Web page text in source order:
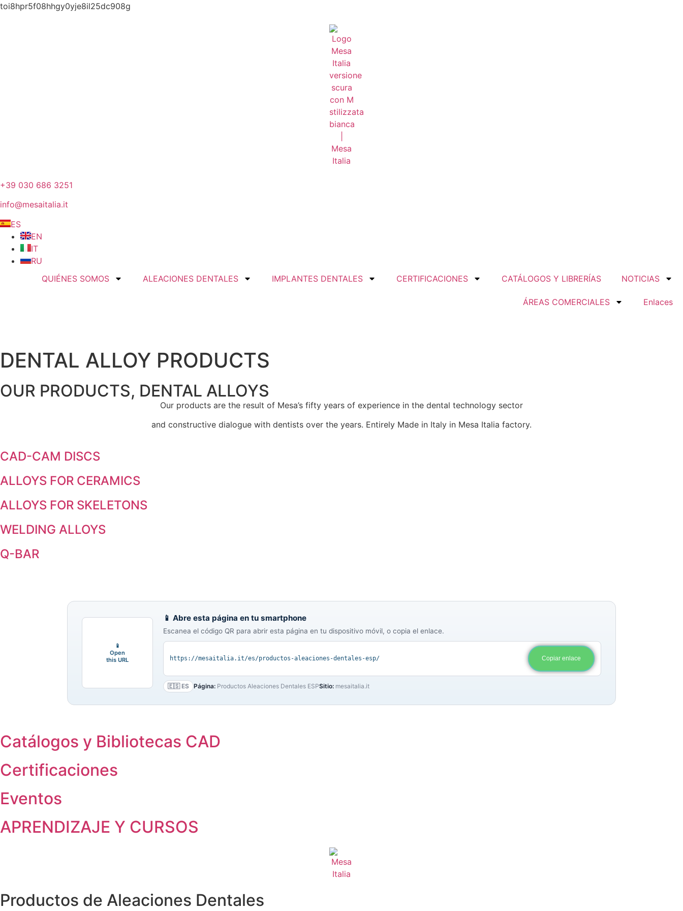
toi8hpr5f08hhgy0yje8il25dc908g
+39 030 686 3251
info@mesaitalia.it
ES
EN
IT
RU
QUIÉNES SOMOS
ALEACIONES DENTALES IMPLANTES DENTALES CERTIFICACIONES CATÁLOGOS Y LIBRERÍAS NOTICIAS
ÁREAS COMERCIALES Enlaces
DENTAL ALLOY PRODUCTS
OUR PRODUCTS, DENTAL ALLOYS
Our products are the result of Mesa’s fifty years of experience in the dental technology sector
and constructive dialogue with dentists over the years. Entirely Made in Italy in Mesa Italia factory.
CAD-CAM DISCS
ALLOYS FOR CERAMICS
ALLOYS FOR SKELETONS
WELDING ALLOYS
Q-BAR
📱
Open
this URL
📱 Abre esta página en tu smartphone
Escanea el código QR para abrir esta página en tu dispositivo móvil, o copia el enlace.
https://mesaitalia.it/es/productos-aleaciones-dentales-esp/ Copiar enlace
🇪🇸 ES Página: Productos Aleaciones Dentales ESPSitio: mesaitalia.it
Catálogos y Bibliotecas CAD
Certificaciones
Eventos
APRENDIZAJE Y CURSOS
Productos de Aleaciones Dentales